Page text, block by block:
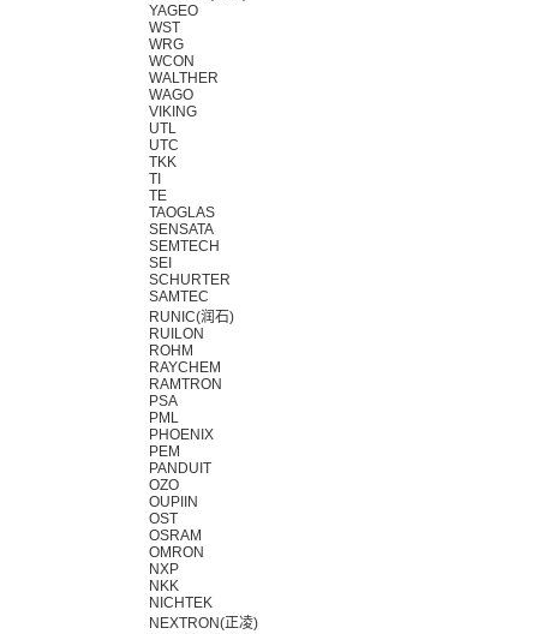
YAGEO
WST
WRG
WCON
WALTHER
WAGO
VIKING
UTL
UTC
TKK
TI
TE
TAOGLAS
SENSATA
SEMTECH
SEI
SCHURTER
SAMTEC
RUNIC(润石)
RUILON
ROHM
RAYCHEM
RAMTRON
PSA
PML
PHOENIX
PEM
PANDUIT
OZO
OUPIIN
OST
OSRAM
OMRON
NXP
NKK
NICHTEK
NEXTRON(正凌)